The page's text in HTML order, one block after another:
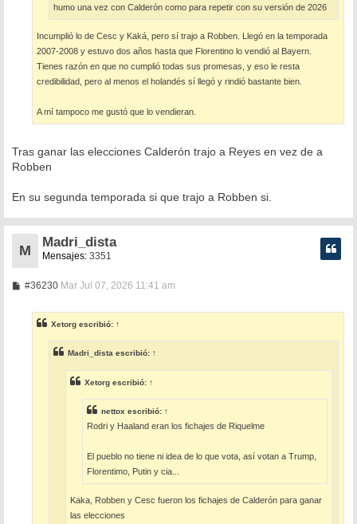
humo una vez con Calderón como para repetir con su versión de 2026
Incumplió lo de Cesc y Kaká, pero sí trajo a Robben. Llegó en la temporada
2007-2008 y estuvo dos años hasta que Florentino lo vendió al Bayern.
Tienes razón en que no cumplió todas sus promesas, y eso le resta
credibilidad, pero al menos el holandés sí llegó y rindió bastante bien.
A mí tampoco me gustó que lo vendieran.
Tras ganar las elecciones Calderón trajo a Reyes en vez de a
Robben
En su segunda temporada si que trajo a Robben si.
M
Madri_dista
Mensajes: 3351
#36230M
a
j
e
Mar Jul 07, 2026 11:41 am
Xetorg escribió: ↑
Madri_dista escribió: ↑
Xetorg escribió: ↑
nettox escribió: ↑
Rodri y Haaland eran los fichajes de Riquelme
El pueblo no tiene ni idea de lo que vota, así votan a Trump,
Florentimo, Putin y cia...
Kaka, Robben y Cesc fueron los fichajes de Calderón para ganar
las elecciones